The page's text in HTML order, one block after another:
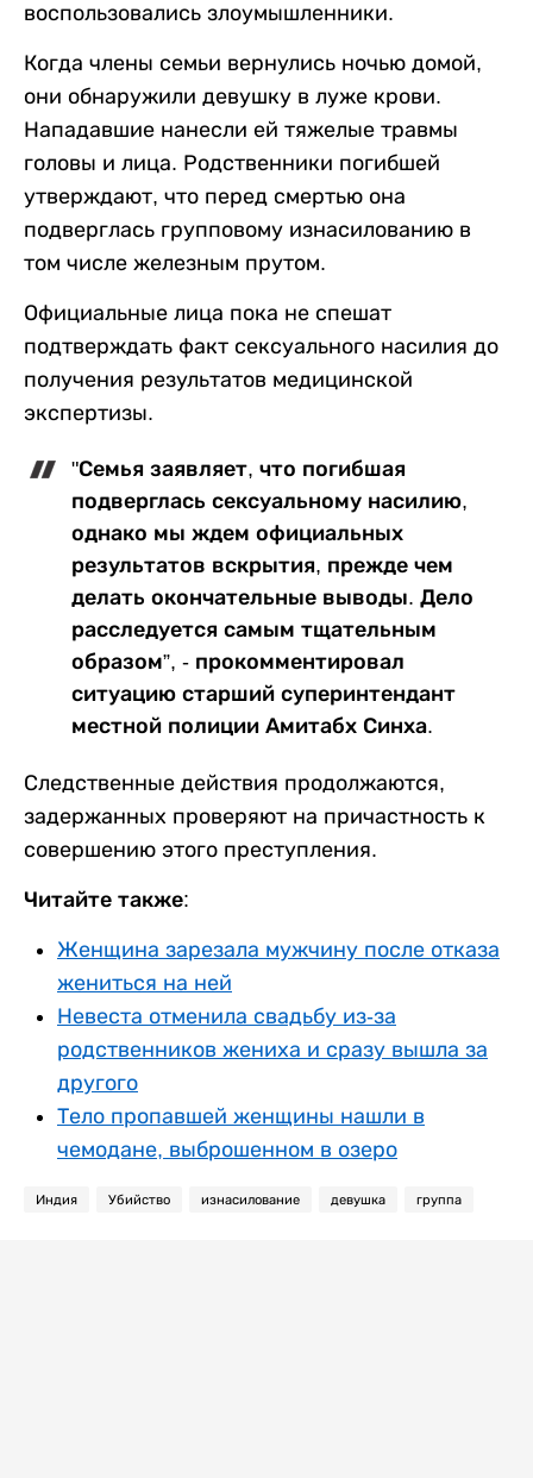
воспользовались злоумышленники.
Когда члены семьи вернулись ночью домой,
они обнаружили девушку в луже крови.
Нападавшие нанесли ей тяжелые травмы
головы и лица. Родственники погибшей
утверждают, что перед смертью она
подверглась групповому изнасилованию в
том числе железным прутом.
Официальные лица пока не спешат
подтверждать факт сексуального насилия до
получения результатов медицинской
экспертизы.
"Семья заявляет, что погибшая
подверглась сексуальному насилию,
однако мы ждем официальных
результатов вскрытия, прежде чем
делать окончательные выводы. Дело
расследуется самым тщательным
образом”, - прокомментировал
ситуацию старший суперинтендант
местной полиции Амитабх Синха.
Следственные действия продолжаются,
задержанных проверяют на причастность к
совершению этого преступления.
Читайте также:
Женщина зарезала мужчину после отказа
жениться на ней
Невеста отменила свадьбу из-за
родственников жениха и сразу вышла за
другого
Тело пропавшей женщины нашли в
чемодане, выброшенном в озеро
Индия Убийство изнасилование девушка группа